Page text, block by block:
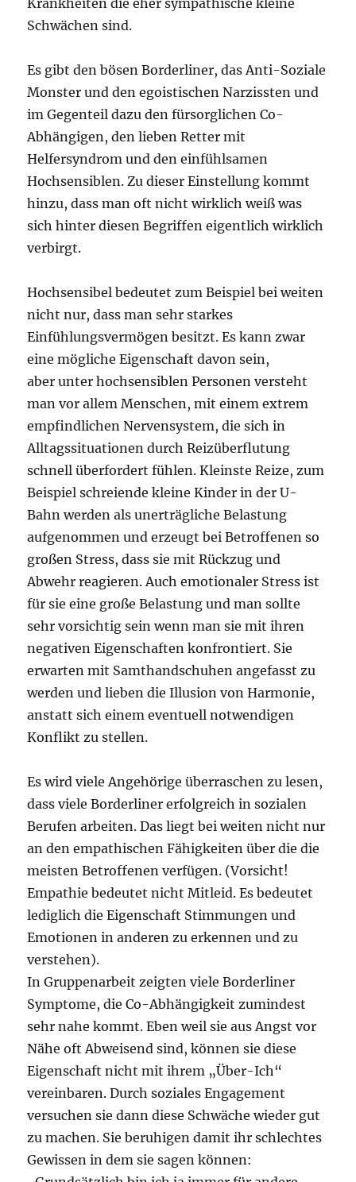
Schwächen sind.
Es gibt den bösen Borderliner, das Anti-Soziale
Monster und den egoistischen Narzissten und
im Gegenteil dazu den fürsorglichen Co-
Abhängigen, den lieben Retter mit
Helfersyndrom und den einfühlsamen
Hochsensiblen. Zu dieser Einstellung kommt
hinzu, dass man oft nicht wirklich weiß was
sich hinter diesen Begriffen eigentlich wirklich
verbirgt.
Hochsensibel bedeutet zum Beispiel bei weiten
nicht nur, dass man sehr starkes
Einfühlungsvermögen besitzt. Es kann zwar
eine mögliche Eigenschaft davon sein,
aber unter hochsensiblen Personen versteht
man vor allem Menschen, mit einem extrem
empfindlichen Nervensystem, die sich in
Alltagssituationen durch Reizüberflutung
schnell überfordert fühlen. Kleinste Reize, zum
Beispiel schreiende kleine Kinder in der U-
Bahn werden als unerträgliche Belastung
aufgenommen und erzeugt bei Betroffenen so
großen Stress, dass sie mit Rückzug und
Abwehr reagieren. Auch emotionaler Stress ist
für sie eine große Belastung und man sollte
sehr vorsichtig sein wenn man sie mit ihren
negativen Eigenschaften konfrontiert. Sie
erwarten mit Samthandschuhen angefasst zu
werden und lieben die Illusion von Harmonie,
anstatt sich einem eventuell notwendigen
Konflikt zu stellen.
Es wird viele Angehörige überraschen zu lesen,
dass viele Borderliner erfolgreich in sozialen
Berufen arbeiten. Das liegt bei weiten nicht nur
an den empathischen Fähigkeiten über die die
meisten Betroffenen verfügen. (Vorsicht!
Empathie bedeutet nicht Mitleid. Es bedeutet
lediglich die Eigenschaft Stimmungen und
Emotionen in anderen zu erkennen und zu
verstehen).
In Gruppenarbeit zeigten viele Borderliner
Symptome, die Co-Abhängigkeit zumindest
sehr nahe kommt. Eben weil sie aus Angst vor
Nähe oft Abweisend sind, können sie diese
Eigenschaft nicht mit ihrem „Über-Ich“
vereinbaren. Durch soziales Engagement
versuchen sie dann diese Schwäche wieder gut
zu machen. Sie beruhigen damit ihr schlechtes
Gewissen in dem sie sagen können: